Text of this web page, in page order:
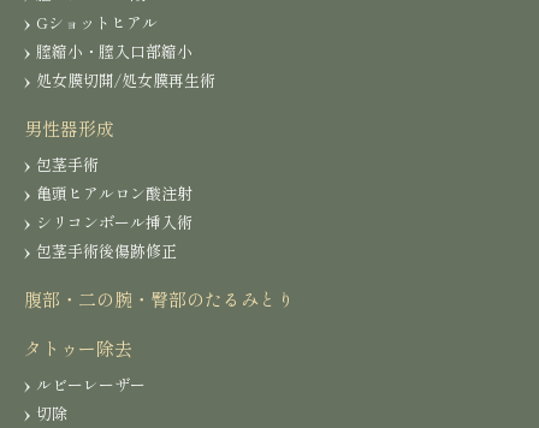
Gショットヒアル
膣縮小・膣入口部縮小
処女膜切開/処女膜再生術
男性器形成
包茎手術
亀頭ヒアルロン酸注射
シリコンボール挿入術
包茎手術後傷跡修正
腹部・二の腕・臀部のたるみとり
タトゥー除去
ルビーレーザー
切除